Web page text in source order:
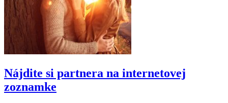
Nájdite si partnera na internetovej
zoznamke